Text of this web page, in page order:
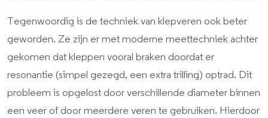
Tegenwoordig is de techniek van klepveren ook beter
geworden. Ze zijn er met moderne meettechniek achter
gekomen dat kleppen vooral braken doordat er
resonantie (simpel gezegd, een extra trilling) optrad. Dit
probleem is opgelost door verschillende diameter binnen
een veer of door meerdere veren te gebruiken. Hierdoor